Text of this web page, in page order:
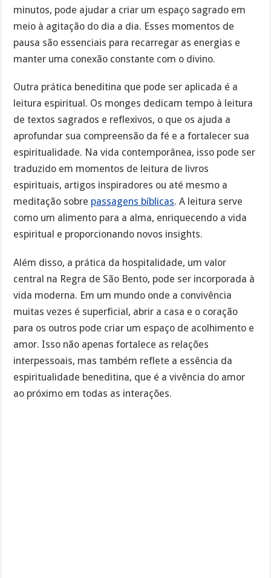
minutos, pode ajudar a criar um espaço sagrado em
meio à agitação do dia a dia. Esses momentos de
pausa são essenciais para recarregar as energias e
manter uma conexão constante com o divino.
Outra prática beneditina que pode ser aplicada é a
leitura espiritual. Os monges dedicam tempo à leitura
de textos sagrados e reflexivos, o que os ajuda a
aprofundar sua compreensão da fé e a fortalecer sua
espiritualidade. Na vida contemporânea, isso pode ser
traduzido em momentos de leitura de livros
espirituais, artigos inspiradores ou até mesmo a
meditação sobre passagens bíblicas. A leitura serve
como um alimento para a alma, enriquecendo a vida
espiritual e proporcionando novos insights.
Além disso, a prática da hospitalidade, um valor
central na Regra de São Bento, pode ser incorporada à
vida moderna. Em um mundo onde a convivência
muitas vezes é superficial, abrir a casa e o coração
para os outros pode criar um espaço de acolhimento e
amor. Isso não apenas fortalece as relações
interpessoais, mas também reflete a essência da
espiritualidade beneditina, que é a vivência do amor
ao próximo em todas as interações.